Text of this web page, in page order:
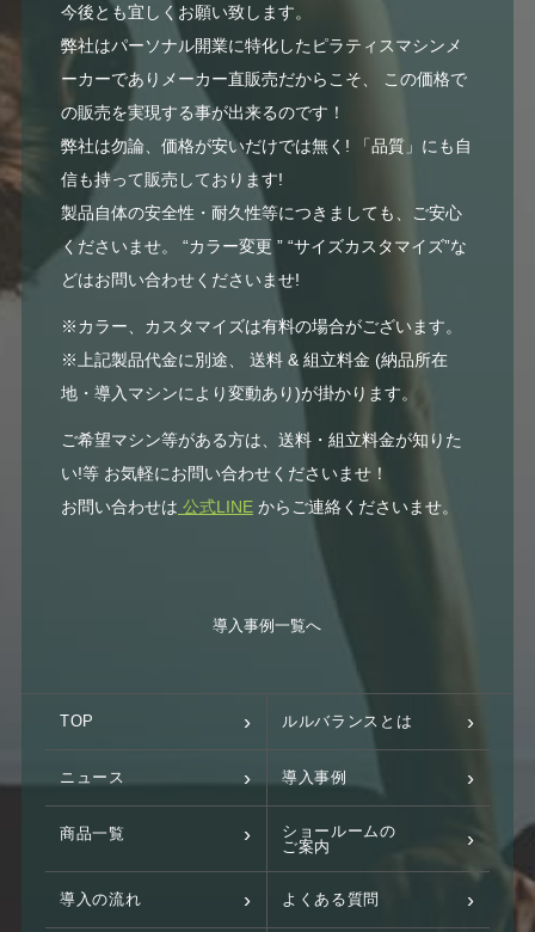
今後とも宜しくお願い致します。
弊社はパーソナル開業に特化したピラティスマシンメ
ーカーでありメーカー直販売だからこそ、 この価格で
の販売を実現する事が出来るのです！
弊社は勿論、価格が安いだけでは無く! 「品質」にも自
信も持って販売しております!
製品自体の安全性・耐久性等につきましても、ご安心
くださいませ。 “カラー変更 ” “サイズカスタマイズ”な
どはお問い合わせくださいませ!
※カラー、カスタマイズは有料の場合がございます。
※上記製品代金に別途、 送料 & 組立料金 (納品所在
地・導入マシンにより変動あり)が掛かります。
ご希望マシン等がある方は、送料・組立料金が知りた
い!等 お気軽にお問い合わせくださいませ！
お問い合わせは 公式LINEからご連絡くださいませ。
導入事例一覧へ
TOP ルルバランスとは
ニュース 導入事例
商品一覧
ショールームの
ご案内
導入の流れ よくある質問